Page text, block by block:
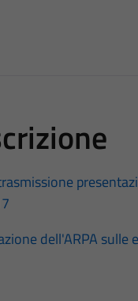
dell'ARPA